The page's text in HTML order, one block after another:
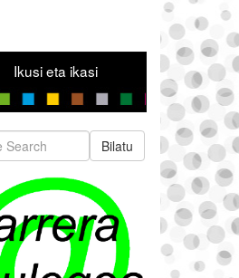
Ikusi eta ikasi
Bilatu